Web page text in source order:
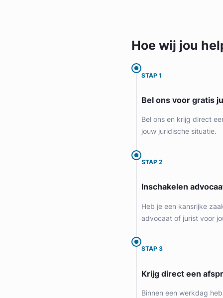
Geverifieerd
Hoe wij jou
STAP 1
Bel ons voor gratis
Bel ons en krijg direct
jouw juridische situatie.
STAP 2
Inschakelen
Heb je een kansrijke
advocaat of jurist voor
STAP 3
Krijg direct een
Binnen een werkdag